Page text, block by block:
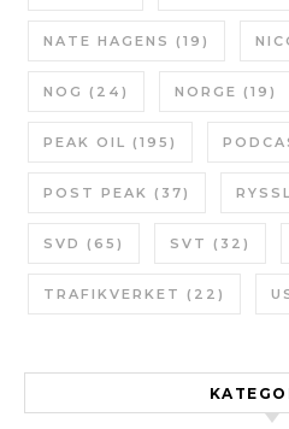
NATE HAGENS (19)
NOG (24) NORGE (19)
PEAK OIL (195)
POST PEAK (37)
SVD (65) SVT (32)
TRAFIKVERKET (22)